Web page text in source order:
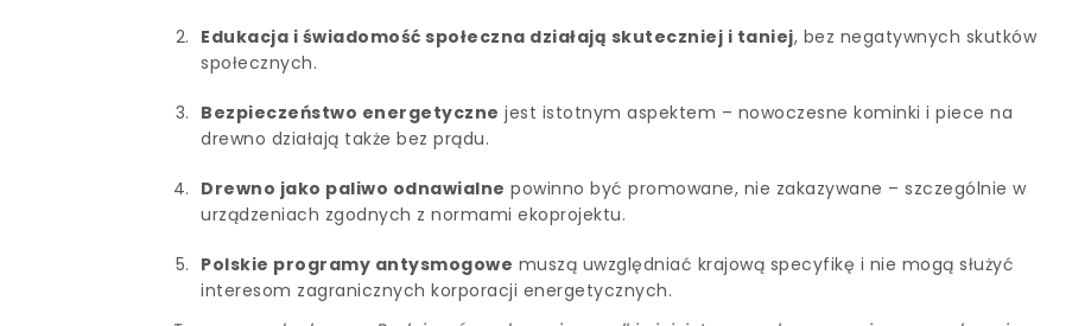
Edukacja i świadomość społeczna działają skuteczniej i taniej, bez negatywnych skutków
społecznych.
Bezpieczeństwo energetyczne jest istotnym aspektem – nowoczesne kominki i piece na
drewno działają także bez prądu.
Drewno jako paliwo odnawialne powinno być promowane, nie zakazywane – szczególnie w
urządzeniach zgodnych z normami ekoprojektu.
Polskie programy antysmogowe muszą uwzględniać krajową specyfikę i nie mogą służyć
interesom zagranicznych korporacji energetycznych.